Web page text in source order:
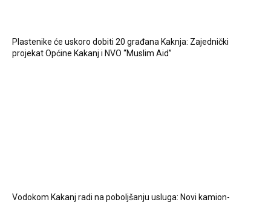
Plastenike će uskoro dobiti 20 građana Kaknja: Zajednički
projekat Općine Kakanj i NVO “Muslim Aid”
Vodokom Kakanj radi na poboljšanju usluga: Novi kamion-